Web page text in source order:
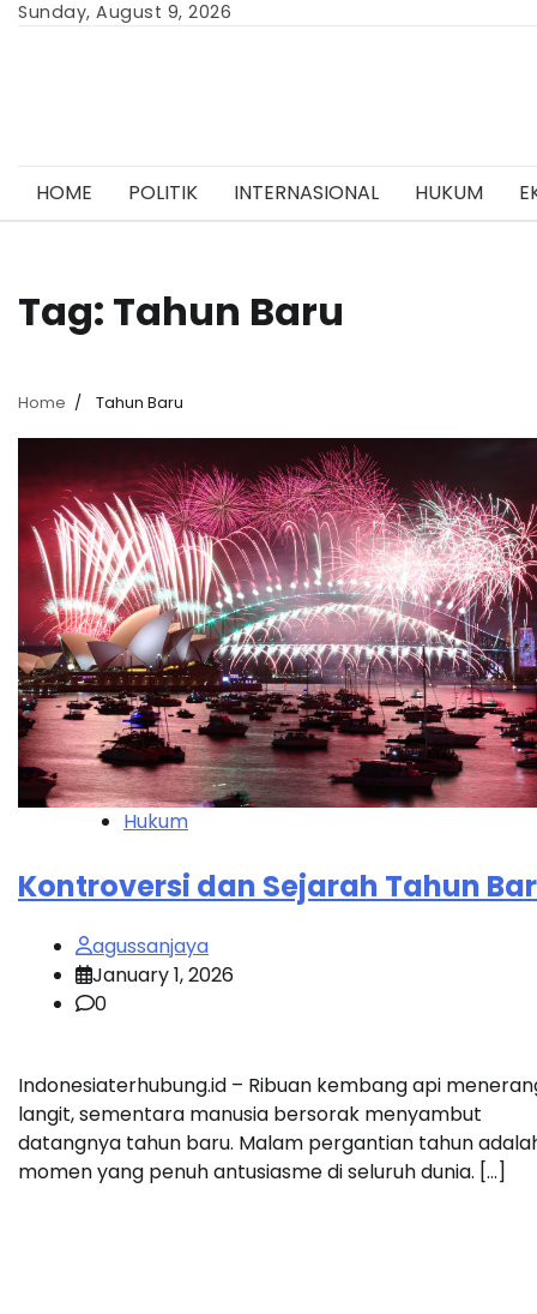
SkipSunday, August 9, 2026
HOME POLITIK INTERNASIONAL HUKUM
Tag: Tahun Baru
Home Tahun Baru
Hukum
Kontroversi dan Sejarah Tahun
agussanjaya
January 1, 2026
0
Indonesiaterhubung.id – Ribuan kembang api
langit, sementara manusia bersorak menyambut
datangnya tahun baru. Malam pergantian tahun
momen yang penuh antusiasme di seluruh dunia. […]